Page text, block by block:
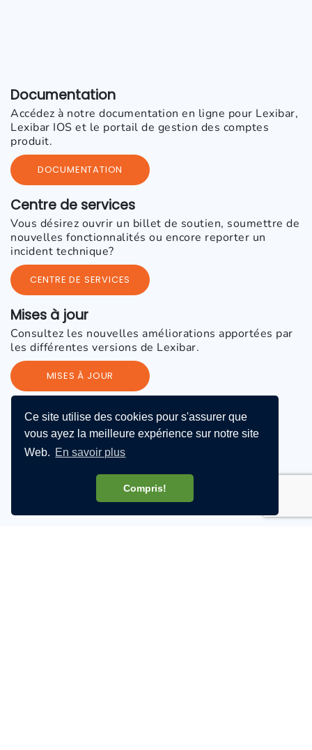
Ce site utilise des cookies pour s'assurer que
vous ayez la meilleure expérience sur notre site
Web. En savoir plus
Compris!
Documentation
Accédez à notre documentation en ligne pour Lexibar,
Lexibar IOS et le portail de gestion des comptes
produit.
DOCUMENTATION
Centre de services
Vous désirez ouvrir un billet de soutien, soumettre de
nouvelles fonctionnalités ou encore reporter un
incident technique?
CENTRE DE SERVICES
Mises à jour
Consultez les nouvelles améliorations apportées par
les différentes versions de Lexibar.
MISES À JOUR